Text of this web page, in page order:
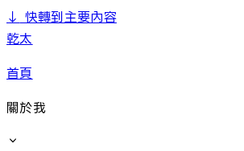
↓快轉到主要內容
乾太
首頁
關於我